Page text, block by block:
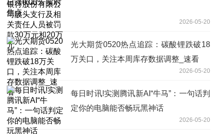
2026-05-20
光大期货0520热点追踪：碳酸锂跌破18
万关口，关注本周库存数据调整_速看
2026-05-20
每日时讯!实测腾讯新AI“牛马”：一句话判
定你的电脑能否畅玩黑神话
2026-05-20